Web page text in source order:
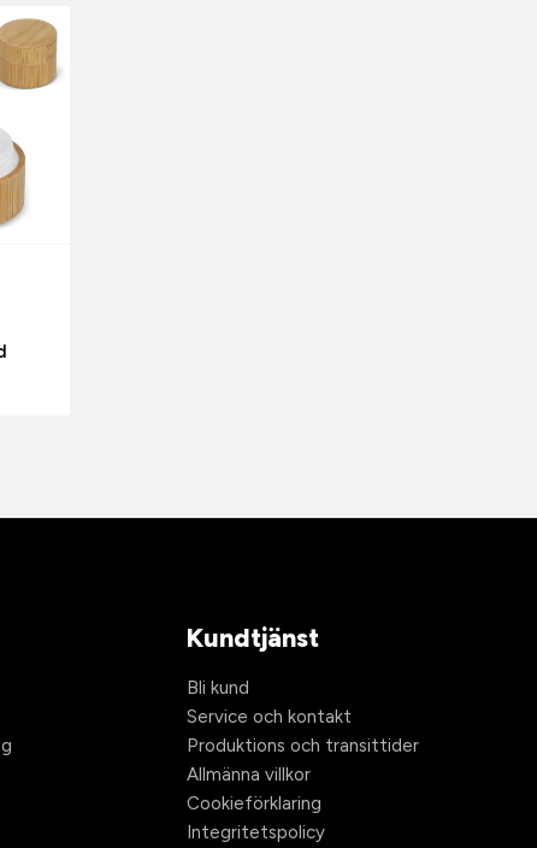
Kundtjänst
Bli kund
Service och kontakt
Produktions och transittider
Allmänna villkor
Cookieförklaring
Integritetspolicy